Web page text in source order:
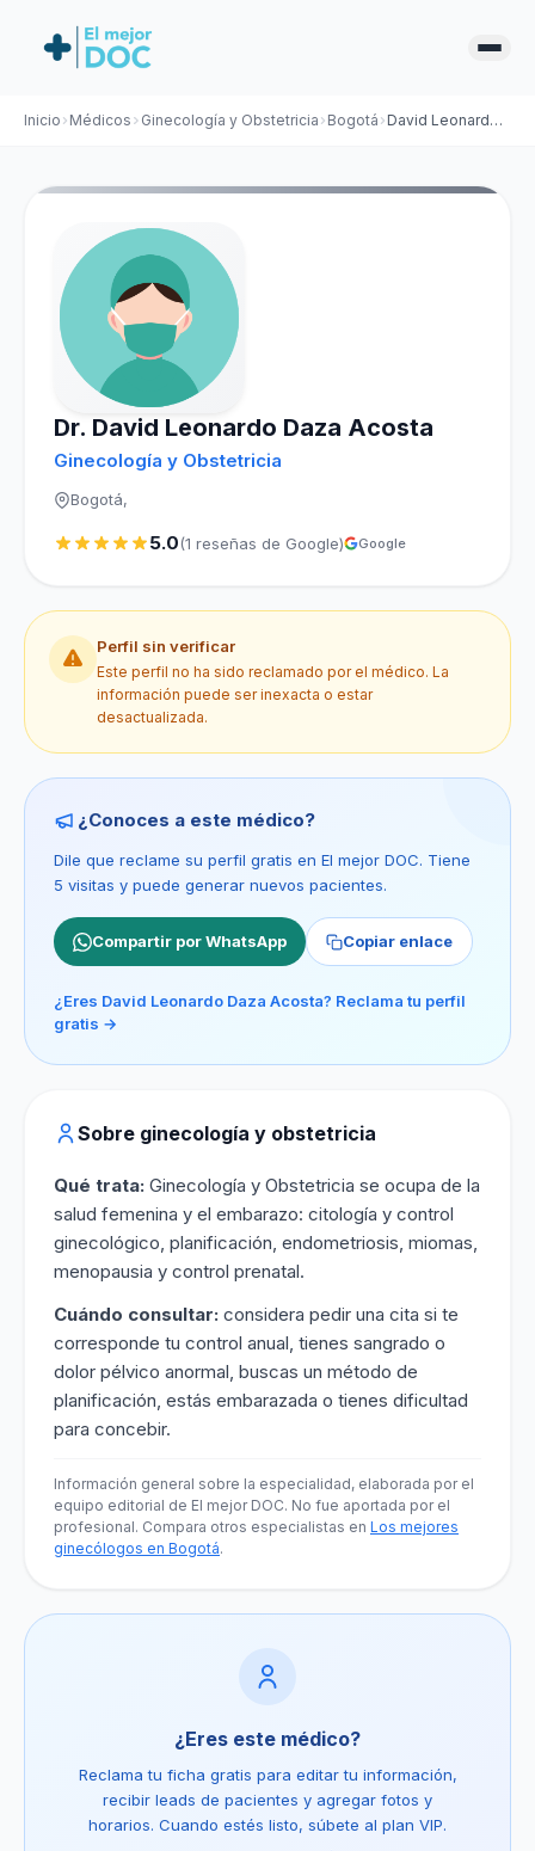
Inicio Médicos Ginecología y Obstetricia Bogotá David Leonardo Daza Acosta
Dr. David Leonardo Daza Acosta
Ginecología y Obstetricia
Bogotá,
5.0(1 reseñas de Google) Google
Perfil sin verificar
Este perfil no ha sido reclamado por el médico. La
información puede ser inexacta o estar
desactualizada.
¿Conoces a este médico?
Dile que reclame su perfil gratis en El mejor DOC. Tiene
5 visitas y puede generar nuevos pacientes.
Compartir por WhatsApp Copiar enlace
¿Eres David Leonardo Daza Acosta? Reclama tu perfil
gratis →
Sobre ginecología y obstetricia
Qué trata: Ginecología y Obstetricia se ocupa de la
salud femenina y el embarazo: citología y control
ginecológico, planificación, endometriosis, miomas,
menopausia y control prenatal.
Cuándo consultar: considera pedir una cita si te
corresponde tu control anual, tienes sangrado o
dolor pélvico anormal, buscas un método de
planificación, estás embarazada o tienes dificultad
para concebir.
Información general sobre la especialidad, elaborada por el
equipo editorial de El mejor DOC. No fue aportada por el
profesional. Compara otros especialistas en Los mejores
ginecólogos en Bogotá.
¿Eres este médico?
Reclama tu ficha gratis para editar tu información,
recibir leads de pacientes y agregar fotos y
horarios. Cuando estés listo, súbete al plan VIP.